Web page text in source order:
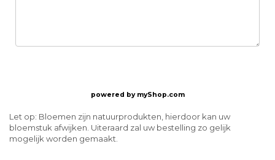
powered by myShop.com
Let op: Bloemen zijn natuurprodukten, hierdoor kan uw
bloemstuk afwijken. Uiteraard zal uw bestelling zo gelijk
mogelijk worden gemaakt.